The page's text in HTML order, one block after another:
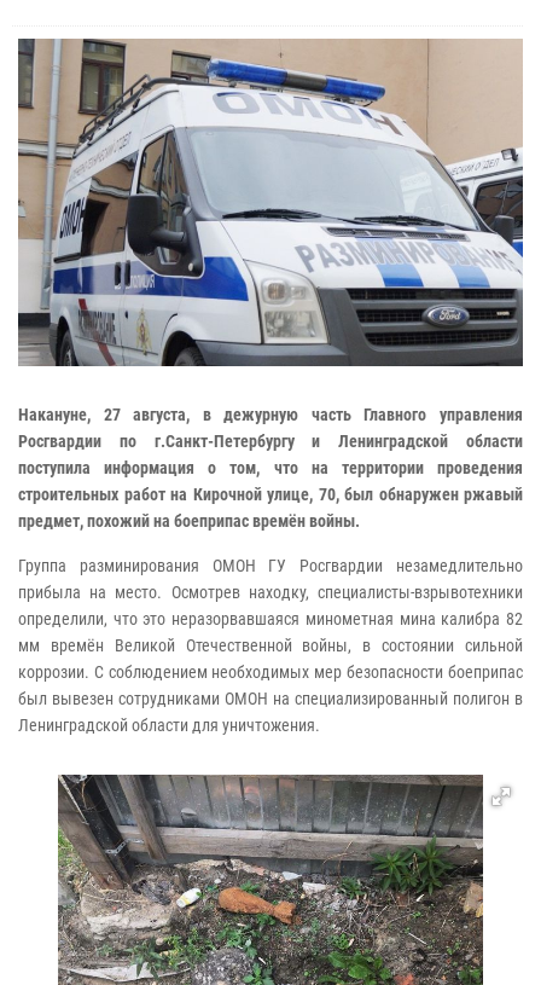
Накануне, 27 августа, в дежурную часть Главного управления
Росгвардии по г.Санкт-Петербургу и Ленинградской области
поступила информация о том, что на территории проведения
строительных работ на Кирочной улице, 70, был обнаружен ржавый
предмет, похожий на боеприпас времён войны.
Группа разминирования ОМОН ГУ Росгвардии незамедлительно
прибыла на место. Осмотрев находку, специалисты-взрывотехники
определили, что это неразорвавшаяся минометная мина калибра 82
мм времён Великой Отечественной войны, в состоянии сильной
коррозии. С соблюдением необходимых мер безопасности боеприпас
был вывезен сотрудниками ОМОН на специализированный полигон в
Ленинградской области для уничтожения.